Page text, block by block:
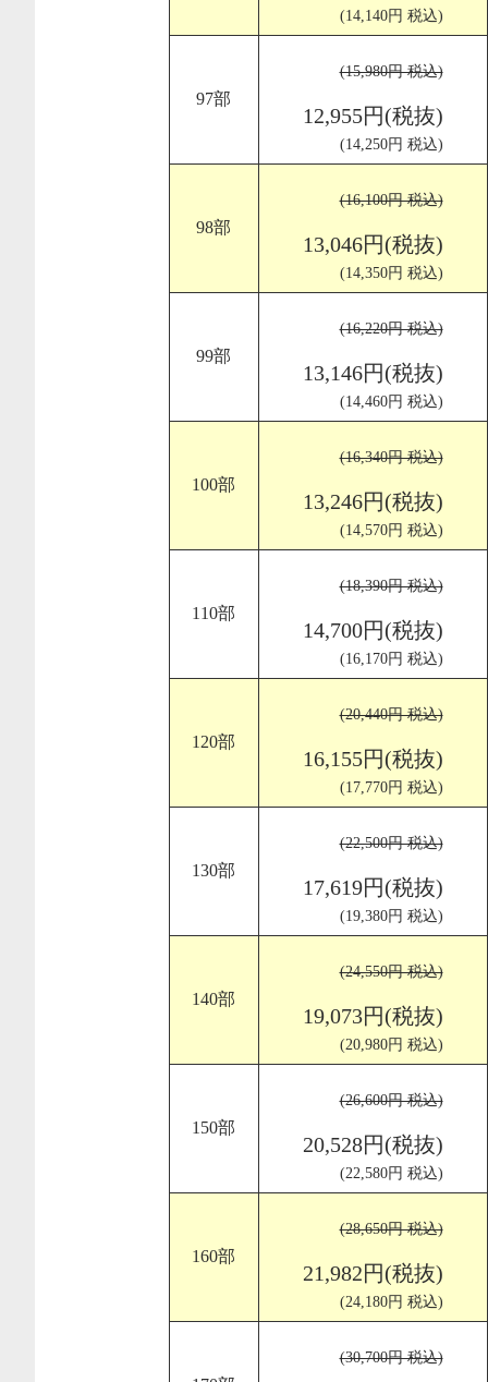
(14,140円 税込)
97部
(15,980円 税込)
12,955円(税抜)
(14,250円 税込)
98部
(16,100円 税込)
13,046円(税抜)
(14,350円 税込)
99部
(16,220円 税込)
13,146円(税抜)
(14,460円 税込)
100部
(16,340円 税込)
13,246円(税抜)
(14,570円 税込)
110部
(18,390円 税込)
14,700円(税抜)
(16,170円 税込)
120部
(20,440円 税込)
16,155円(税抜)
(17,770円 税込)
130部
(22,500円 税込)
17,619円(税抜)
(19,380円 税込)
140部
(24,550円 税込)
19,073円(税抜)
(20,980円 税込)
150部
(26,600円 税込)
20,528円(税抜)
(22,580円 税込)
160部
(28,650円 税込)
21,982円(税抜)
(24,180円 税込)
(30,700円 税込)